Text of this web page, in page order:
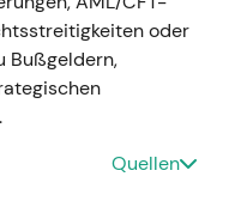
aber
nach den
oder
Bußgeldern,
Quellen